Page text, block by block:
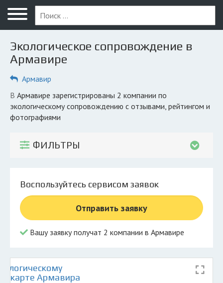
Меню
Главная
Вопрос юристу
Компании
КОМПАНИЯМ
© 2026 Все права защищены
Экологическое сопровождение в
Армавире
Армавир
в Армавире зарегистрированы 2 компании по
экологическому сопровождению с отзывами, рейтингом и
фотографиями
ФИЛЬТРЫ
Воспользуйтесь сервисом заявок
Отправить заявку
Вашу заявку получат 2 компании в Армавире
карте Армавира